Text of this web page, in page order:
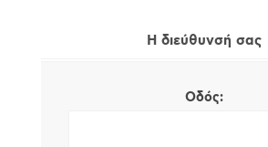
Η διεύθυνσή σας
Οδός: